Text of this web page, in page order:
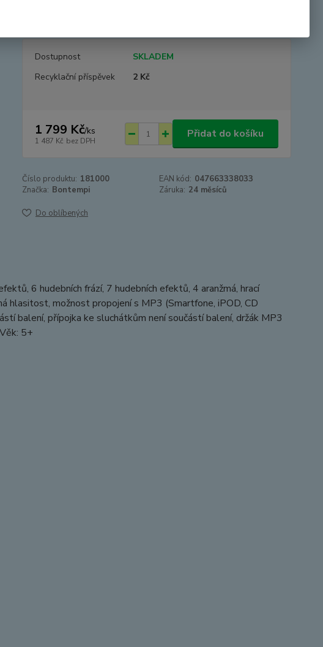
Dostupnost
SKLADEM
Recyklační příspěvek
2 Kč
1 799 Kč/ks
1 487 Kč bez DPH
Přidat do košíku
Číslo produktu: 181000 EAN kód: 047663338033
Značka: Bontempi Záruka: 24 měsíců
Do oblíbených
6 hudebních frází, 7 hudebních efektů, 4 aranžmá, hrací
hlasitost, možnost propojení s MP3 (Smartfone, iPOD, CD
balení, přípojka ke sluchátkům není součástí balení, držák MP3
5+